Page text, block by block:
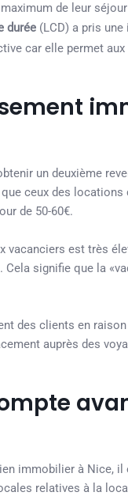
de leur
durée (LCD) a pris
car elle permet
un deuxième
ceux des
de 50-60€.
est très
signifie que la
des clients en
auprès des
immobilier à Nice,
relatives à la